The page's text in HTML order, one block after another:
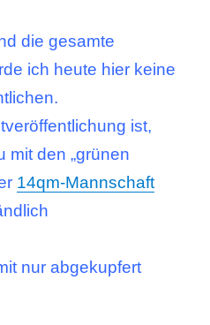
die gesamte
ich heute hier keine
ist,
mit den „grünen
14qm-Mannschaft
nur abgekupfert